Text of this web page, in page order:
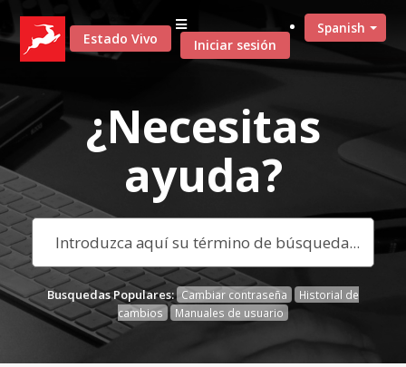
Estado Vivo
Spanish
Iniciar sesión
¿Necesitas
ayuda?
Busquedas Populares: Cambiar contraseña
Historial de
cambios
Manuales de usuario